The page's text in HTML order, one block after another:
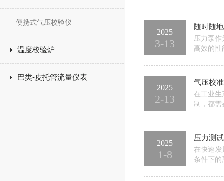
便携式气压校验仪
温度校验炉
巴类-皮托管流量仪表
压泵都能
2025
3-13
随时随
压力泵
高效的
巧，重量
2025
2-13
气压校
在工业生
制，都需
响，因此
2025
1-8
压力测
在快速
条件下